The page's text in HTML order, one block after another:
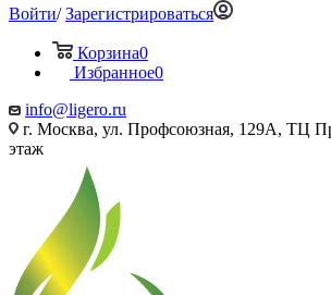
Войти/Зарегистрироваться
Корзина0
Избранное0
info@ligero.ru
г. Москва, ул. Профсоюзная, 129А, ТЦ
этаж